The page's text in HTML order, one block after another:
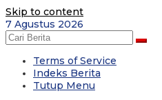
Skip to content
7 Agustus 2026
Terms of Service
Indeks Berita
Tutup Menu